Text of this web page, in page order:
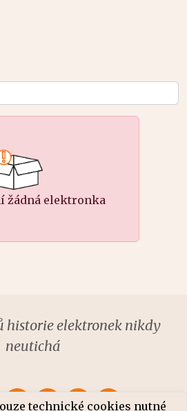
žádná elektronka
historie elektronek nikdy
neutichá
technické cookies nutné